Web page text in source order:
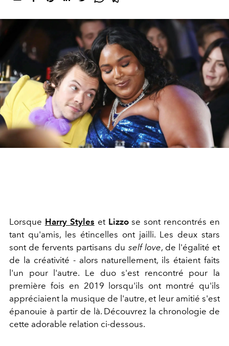
Lorsque Harry Styles et Lizzose sont rencontrés en
tant qu'amis, les étincelles ont jailli. Les deux stars
sont de fervents partisans du self love, de l'égalité et
de la créativité - alors naturellement, ils étaient faits
l'un pour l'autre. Le duo s'est rencontré pour la
première fois en 2019 lorsqu'ils ont montré qu'ils
appréciaient la musique de l'autre, et leur amitié s'est
épanouie à partir de là. Découvrez la chronologie de
cette adorable relation ci-dessous.